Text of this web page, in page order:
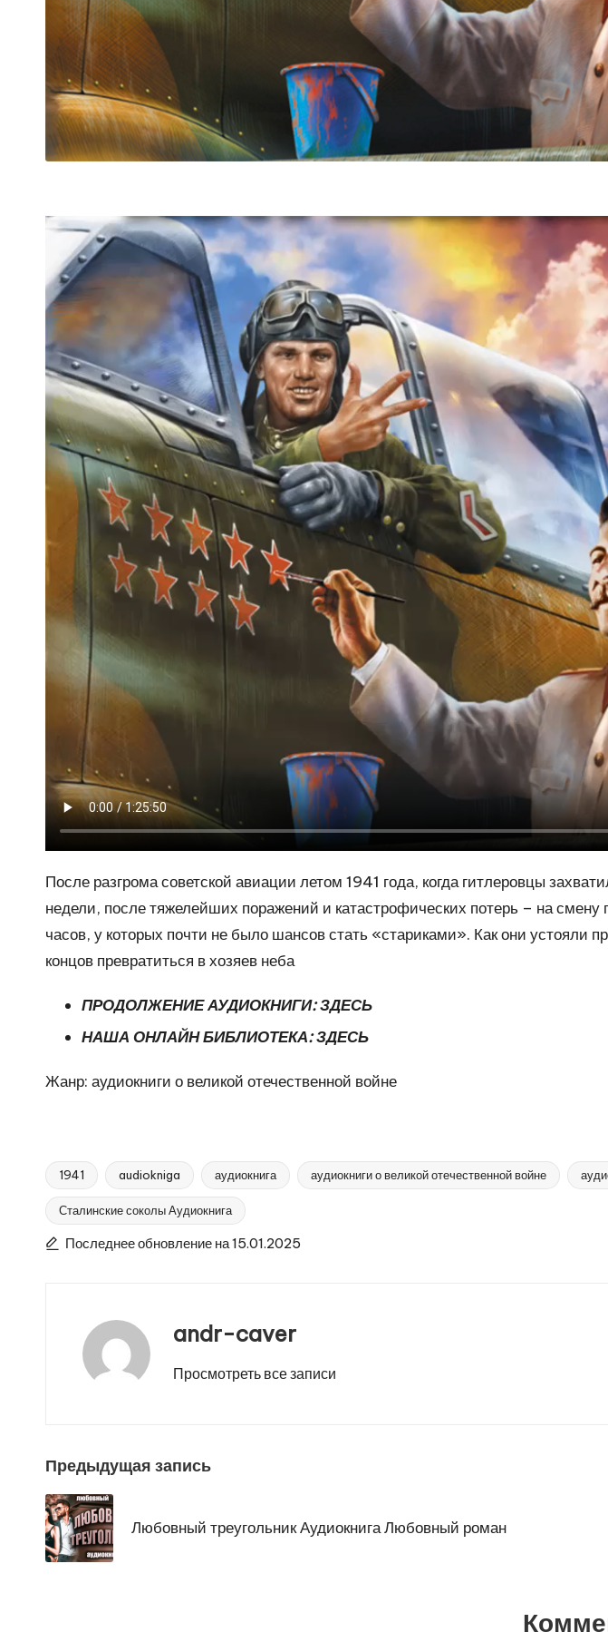
После разгрома советской авиации летом 1941 года, когда гитлеровцы
недели, после тяжелейших поражений и катастрофических потерь – на
часов, у которых почти не было шансов стать «стариками». Как они
концов превратиться в хозяев неба
ПРОДОЛЖЕНИЕ АУДИОКНИГИ:ЗДЕСЬ
НАША ОНЛАЙН БИБЛИОТЕКА:ЗДЕСЬ
Жанр: аудиокниги о великой отечественной войне
Метки:
1941 audiokniga аудиокнига аудиокниги о великой отечественной войне
Сталинские соколы Аудиокнига
Последнее обновление на 15.01.2025
andr-caver
Просмотреть все записи
Навигация
по
записям
Предыдущая запись
Любовный треугольник Аудиокнига Любовный роман